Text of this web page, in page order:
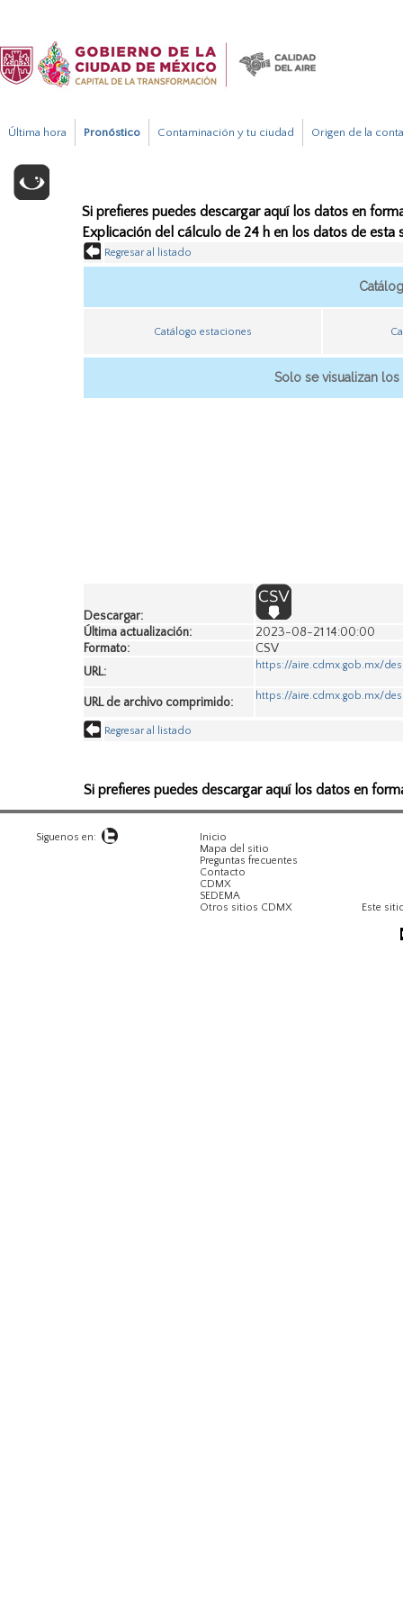
Última hora Pronóstico Contaminación y tu ciudad Origen de la
Si prefieres puedes descargar aquí los datos en
Explicación del cálculo de 24 h en los datos de esta
Regresar al listado
Catálogo estaciones
Solo se visualizan
Descargar:
Última actualización:
2023-08-21 14:00:00
Formato:
CSV
URL:
https://aire.cdmx.gob.mx/
URL de archivo comprimido: https://aire.cdmx.gob.mx/
Regresar al listado
Si prefieres puedes descargar aquí los datos en
Siguenos en:
Inicio
Mapa del sitio
Preguntas frecuentes
Contacto
CDMX
SEDEMA
Otros sitios CDMX
Este